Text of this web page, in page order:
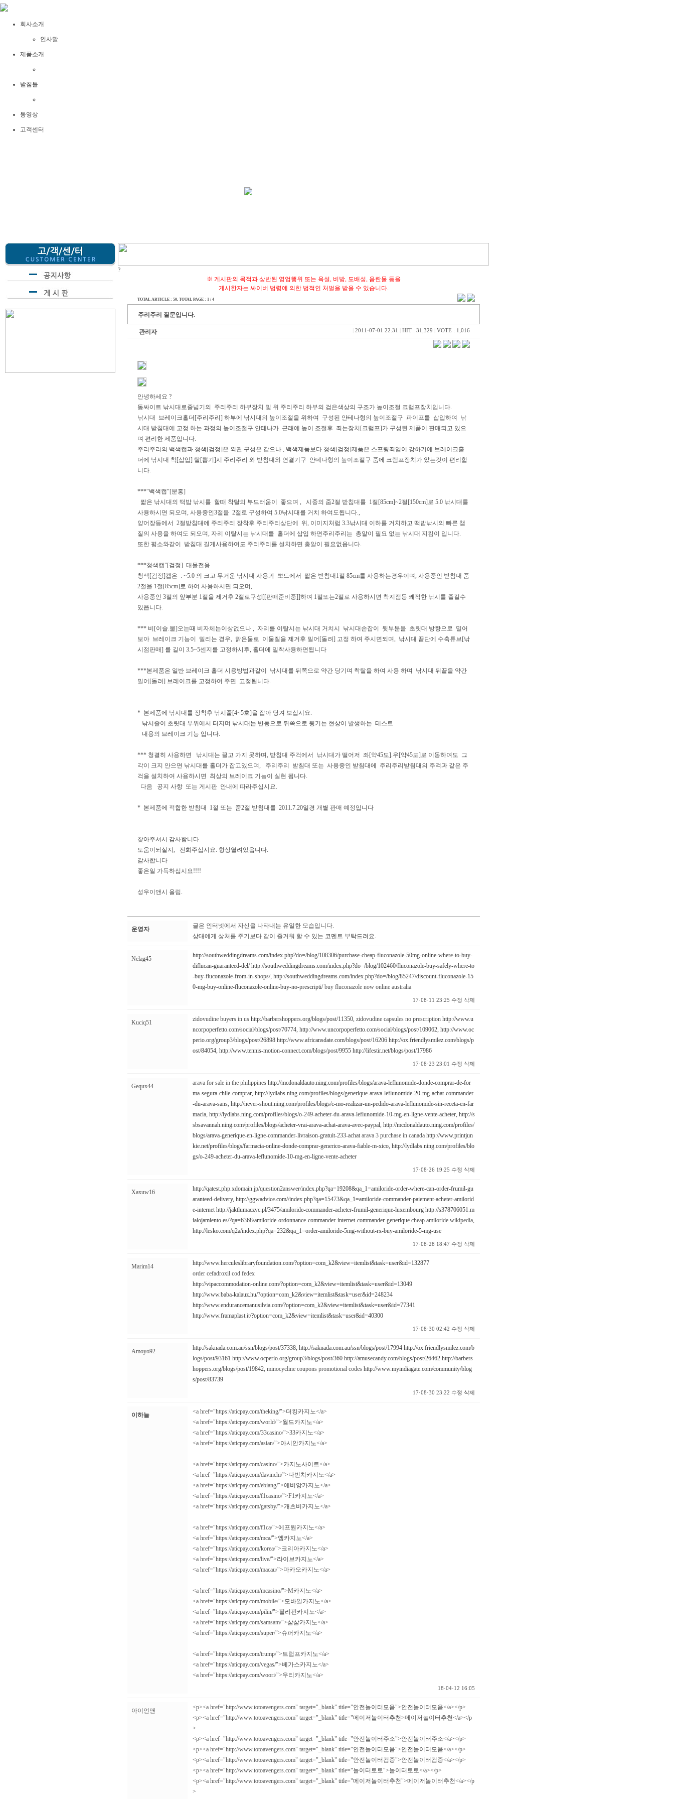
회사소개
인사말
제품소개
받침틀
동영상
고객센터
?
※ 게시판의 목적과 상반된 영업행위 또는 욕설, 비방, 도배성, 음란물 등을
게시한자는 싸이버 법령에 의한 법적인 처벌을 받을 수 있습니다.
TOTAL ARTICLE : 50, TOTAL PAGE : 1 / 4
주리주리 질문입니다.
관리자 2011·07·01 22:31 HIT : 31,329 VOTE : 1,016
안녕하세요 ?
동싸이트 낚시대로줄넘기의 주리주리 하부장치 및 위 주리주리 하부의 검은색상의 구조가 높이조절 크램프장치입니다.
낚시대 브레이크홀더[주리주리] 하부에 낚시대의 높이조절을 위하여 구성된 안테나형의 높이조절구 파이프를 삽입하여 낚
시대 받침대에 고정 하는 과정의 높이조절구 안테나가 근래에 높이 조절후 죄는장치[크램프]가 구성된 제품이 판매되고 있으
며 편리한 제품입니다.
주리주리의 백색캡과 청색[검정]은 외관 구성은 같으나 , 백색제품보다 청색[검정]제품은 스프링죄임이 강하기에 브레이크홀
더에 낚시대 착[삽입] 탈[뽑기]시 주리주리 와 받침대와 연결기구 안데나형의 높이조절구 줌에 크램프장치가 았는것이 편리합
니다.
***"백색캡"[분홍]
짧은 낚시대의 떡밥 낚시를 할때 착탈의 부드러움이 좋으며 , 시중의 줌2절 받침대를 1절[85cm]~2절[150cm]로 5.0 낚시대를
사용하시면 되오며, 사용중인3절을 2절로 구성하여 5.0낚시대를 거치 하여도됩니다.,
양어장등에서 2절받침대에 주리주리 장착후 주리주리상단에 위, 이미지처럼 3.3낚시대 이하를 거치하고 떡밥낚시의 빠른 챔
질의 사용을 하여도 되오며, 자리 이탈시는 낚시대를 홀더에 삽입 하면주리주리는 총알이 필요 없는 낚시대 지킴이 입니다.
또한 평소와같이 받침대 길게사용하여도 주리주리를 설치하면 총알이 필요없읍니다.
***청색캡"[검정] 대물전용
청색[검정]캡은 : ~5.0 의 크고 무거운 낚시대 사용과 뽀드에서 짧은 받침대1절 85cm를 사용하는경우이며, 사용중인 받침대 줌
2절을 1절[85cm]로 하여 사용하시면 되오며,
사용중인 3절의 앞부분 1절을 제거후 2절로구성[[판매준비중]]하여 1절또는2절로 사용하시면 착지점등 쾌적한 낚시를 즐길수
있읍니다.
*** 비[이슬.물]오는때 비자체는이상없으나 , 자리를 이탈시는 낚시대 거치시 낚시대손잡이 뒷부분을 초릿대 방향으로 밀어
보아 브레이크 기능이 밀리는 경우, 맑은물로 이물질을 제거후 밀어[돌려] 고정 하여 주시면되며, 낚시대 끝단에 수축튜브[낚
시점판매] 를 길이 3.5~5센지를 고정하시후, 홀더에 밀착사용하면됩니다
***본제품은 일반 브레이크 홀더 시용방법과같이 낚시대를 뒤쪽으로 약간 당기며 착탈을 하여 사용 하며 낚시대 뒤끝을 약간
밀어[돌려] 브레이크를 고정하여 주면 고정됩니다.
* 본제품에 낚시대를 장착후 낚시줄[4~5호]을 잡아 당겨 보십시요.
낚시줄이 초릿대 부위에서 터지며 낚시대는 반동으로 뒤쪽으로 튕기는 현상이 발생하는 테스트
내용의 브레이크 기능 입니다.
*** 청결히 사용하면 낚시대는 끌고 가지 못하며, 받침대 주걱에서 낚시대가 떨어저 좌[약45도].우[약45도]로 이동하여도 그
각이 크지 안으면 낚시대를 홀더가 잡고있으며, 주리주리 받침대 또는 사용중인 받침대에 주리주리받침대의 주걱과 같은 주
걱을 설치하여 사용하시면 최상의 브레이크 기능이 실현 됩니다.
다음 공지 사항 또는 게시판 안내에 따라주십시요.
* 본제품에 적합한 받침대 1절 또는 줌2절 받침대를 2011.7.20일경 개별 판매 예정입니다
찿아주셔서 감사함니다.
도움이되실지, 전화주십시요. 항상열려있읍니다.
감사합니다
좋은일 가득하십시요!!!!
성우이앤시 올림.
운영자
글은 인터넷에서 자신을 나타내는 유일한 모습입니다.
상대에게 상처를 주기보다 같이 즐거워 할 수 있는 코멘트 부탁드려요.
Nelag45
http://southweddingdreams.com/index.php?do=/blog/108306/purchase-cheap-fluconazole-50mg-online-where-to-buy-
diflucan-guaranteed-del/ http://southweddingdreams.com/index.php?do=/blog/102460/fluconazole-buy-safely-where-to
-buy-fluconazole-from-in-shops/, http://southweddingdreams.com/index.php?do=/blog/85247/discount-fluconazole-15
0-mg-buy-online-fluconazole-online-buy-no-prescripti/buy fluconazole now online australia
17·08·11 23:25 수정 삭제
Kuciq51 zidovudine buyers in us http://barbershoppers.org/blogs/post/11350, zidovudine capsules no prescription http://www.u
ncorpoperfetto.com/social/blogs/post/70774, http://www.uncorpoperfetto.com/social/blogs/post/109062, http://www.oc
perio.org/group3/blogs/post/26898 http://www.africansdate.com/blogs/post/16206 http://ox.friendlysmilez.com/blogs/p
ost/84054, http://www.tennis-motion-connect.com/blogs/post/9955 http://lifestir.net/blogs/post/17986
17·08·23 23:01 수정 삭제
Gequx44 arava for sale in the philippines http://mcdonaldauto.ning.com/profiles/blogs/arava-leflunomide-donde-comprar-de-for
ma-segura-chile-comprar, http://lydlabs.ning.com/profiles/blogs/generique-arava-leflunomide-20-mg-achat-commander
-du-arava-sans, http://never-shout.ning.com/profiles/blogs/c-mo-realizar-un-pedido-arava-leflunomide-sin-receta-en-far
macia, http://lydlabs.ning.com/profiles/blogs/o-249-acheter-du-arava-leflunomide-10-mg-en-ligne-vente-acheter, http://s
sbsavannah.ning.com/profiles/blogs/acheter-vrai-arava-achat-arava-avec-paypal, http://mcdonaldauto.ning.com/profiles/
blogs/arava-generique-en-ligne-commander-livraison-gratuit-233-achatarava 3 purchase in canada http://www.printjun
kie.net/profiles/blogs/farmacia-online-donde-comprar-generico-arava-fiable-m-xico, http://lydlabs.ning.com/profiles/blo
gs/o-249-acheter-du-arava-leflunomide-10-mg-en-ligne-vente-acheter
17·08·26 19:25 수정 삭제
Xaxuw16
http://qatest.php.xdomain.jp/question2answer/index.php?qa=19208&qa_1=amiloride-order-where-can-order-frumil-gu
aranteed-delivery, http://ggwadvice.com//index.php?qa=15473&qa_1=amiloride-commander-paiement-acheter-amilorid
e-internet http://jaktlumaczyc.pl/3475/amiloride-commander-acheter-frumil-generique-luxembourg http://s378706051.m
ialojamiento.es/?qa=6368/amiloride-ordonnance-commander-internet-commander-generiquecheap amiloride wikipedia,
http://lesko.com/q2a/index.php?qa=232&qa_1=order-amiloride-5mg-without-rx-buy-amiloride-5-mg-use
17·08·28 18:47 수정 삭제
Marim14
http://www.herculeslibraryfoundation.com/?option=com_k2&view=itemlist&task=user&id=132877
order cefadroxil cod fedex
http://vipaccommodation-online.com/?option=com_k2&view=itemlist&task=user&id=13049
http://www.baba-kalauz.hu/?option=com_k2&view=itemlist&task=user&id=248234
http://www.endurancemanusilvia.com/?option=com_k2&view=itemlist&task=user&id=77341
http://www.framaplast.it/?option=com_k2&view=itemlist&task=user&id=40300
17·08·30 02:42 수정 삭제
Amoyo92 http://saknada.com.au/ssn/blogs/post/37338, http://saknada.com.au/ssn/blogs/post/17994 http://ox.friendlysmilez.com/b
logs/post/93161 http://www.ocperio.org/group3/blogs/post/360 http://amusecandy.com/blogs/post/26462 http://barbers
hoppers.org/blogs/post/19842, minocycline coupons promotional codes http://www.myindiagate.com/community/blog
s/post/83739
17·08·30 23:22 수정 삭제
이하늘
<a href="https://aticpay.com/theking/">더킹카지노</a>
<a href="https://aticpay.com/world/">월드카지노</a>
<a href="https://aticpay.com/33casino/">33카지노</a>
<a href="https://aticpay.com/asian/">아시안카지노</a>
<a href="https://aticpay.com/casino/">카지노사이트</a>
<a href="https://aticpay.com/davinchi/">다빈치카지노</a>
<a href="https://aticpay.com/ebiang/">에비앙카지노</a>
<a href="https://aticpay.com/f1casino/">F1카지노</a>
<a href="https://aticpay.com/gatsby/">개츠비카지노</a>
<a href="https://aticpay.com/f1ca/">에프원카지노</a>
<a href="https://aticpay.com/mca/">엠카지노</a>
<a href="https://aticpay.com/korea/">코리아카지노</a>
<a href="https://aticpay.com/live/">라이브카지노</a>
<a href="https://aticpay.com/macau/">마카오카지노</a>
<a href="https://aticpay.com/mcasino/">M카지노</a>
<a href="https://aticpay.com/mobile/">모바일카지노</a>
<a href="https://aticpay.com/pilin/">필리핀카지노</a>
<a href="https://aticpay.com/samsam/">삼삼카지노</a>
<a href="https://aticpay.com/super/">슈퍼카지노</a>
<a href="https://aticpay.com/trump/">트럼프카지노</a>
<a href="https://aticpay.com/vegas/">베가스카지노</a>
<a href="https://aticpay.com/woori/">우리카지노</a>
18·04·12 16:05
아이언맨
<p><a href="http://www.totoavengers.com" target="_blank" title="안전놀이터모음">안전놀이터모음</a></p>
<p><a href="http://www.totoavengers.com" target="_blank" title="메이저놀이터추천>메이저놀이터추천</a></p
>
<p><a href="http://www.totoavengers.com" target="_blank" title="안전놀이터주소">안전놀이터주소</a></p>
<p><a href="http://www.totoavengers.com" target="_blank" title="안전놀이터모음">안전놀이터모음</a></p>
<p><a href="http://www.totoavengers.com" target="_blank" title="안전놀이터검증">안전놀이터검증</a></p>
<p><a href="http://www.totoavengers.com" target="_blank" title="놀이터토토">놀이터토토</a></p>
<p><a href="http://www.totoavengers.com" target="_blank" title="메이저놀이터추천">메이저놀이터추천</a></p
>